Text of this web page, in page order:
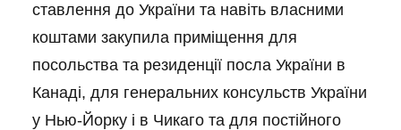
ставлення до України та навіть власними
коштами закупила приміщення для
посольства та резиденції посла України в
Канаді, для генеральних консульств України
у Нью-Йорку і в Чикаго та для постійного